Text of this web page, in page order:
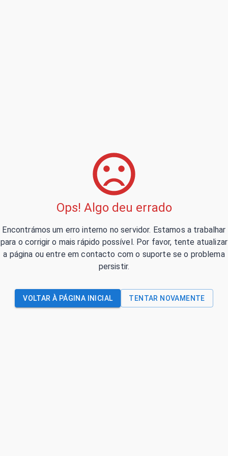
Ops! Algo deu errado
Encontrámos um erro interno no servidor. Estamos a trabalhar
para o corrigir o mais rápido possível. Por favor, tente atualizar
a página ou entre em contacto com o suporte se o problema
persistir.
VOLTAR À PÁGINA INICIAL TENTAR NOVAMENTE